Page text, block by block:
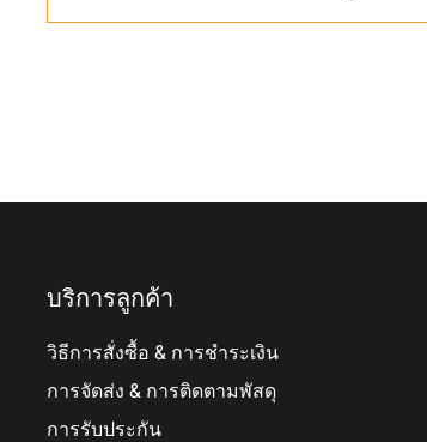
บริการลูกค้า
วิธีการสั่งซื้อ & การชำระเงิน
การจัดส่ง & การติดตามพัสดุ
การรับประกัน